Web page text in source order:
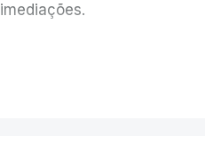
imediações.